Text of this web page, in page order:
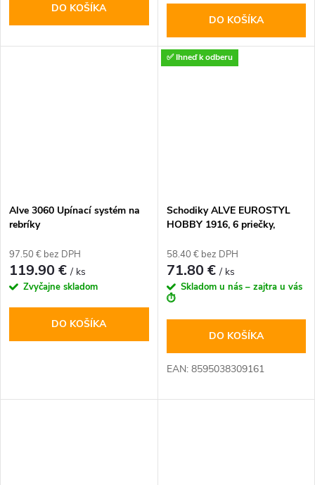
DO KOŠÍKA
DO KOŠÍKA
Alve 3060 Upínací systém na
rebríky
97.50 € bez DPH
119.90 €/ ks
Zvyčajne skladom
DO KOŠÍKA
✅ Ihneď k odberu
Schodiky ALVE EUROSTYL
HOBBY 1916, 6 priečky,
58.40 € bez DPH
71.80 €/ ks
Skladom u nás – zajtra u vás
⏱️
DO KOŠÍKA
EAN: 8595038309161